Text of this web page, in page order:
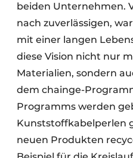
beiden Unternehmen.
nach zuverlässigen,
mit einer langen
diese Vision nicht nur
Materialien, sondern
dem chainge-
Programms werden
Kunststoffkabelperlen
neuen Produkten